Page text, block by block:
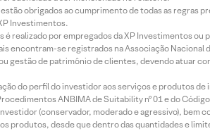
obrigados ao cumprimento de todas as regras
Investimentos.
realizado por empregados da XP Investimentos
encontram-se registrados na Associação
gestão de patrimônio de clientes, devendo atuar
do perfil do investidor aos serviços e produtos
ANBIMA de Suitability nº 01 e do
(conservador, moderado e agressivo),
produtos, desde que dentro das quantidades e